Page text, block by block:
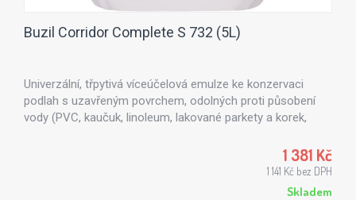
Buzil Corridor Complete S 732 (5L)
Univerzální, třpytivá víceúčelová emulze ke konzervaci
podlah s uzavřeným povrchem, odolných proti působení
vody (PVC, kaučuk, linoleum, lakované parkety a korek,
1 381 Kč
1 141 Kč bez DPH
Skladem